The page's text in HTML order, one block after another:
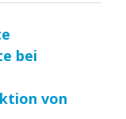
bei
von